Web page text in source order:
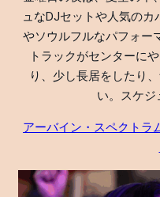
ュなDJセットや人気の
やソウルフルなパフォー
トラックがセンターに
り、少し長居をしたり
い。スケジ
アーバイン・スペクトラ